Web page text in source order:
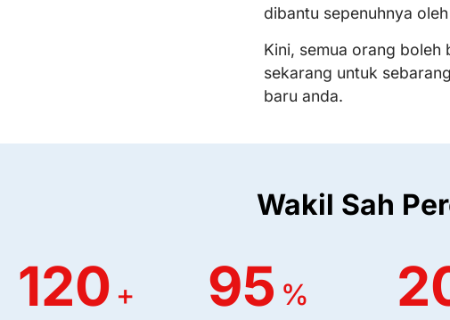
dibantu sepenuhnya
Kini, semua orang boleh
sekarang untuk
baru anda.
Wakil Sah
120 + 95 %